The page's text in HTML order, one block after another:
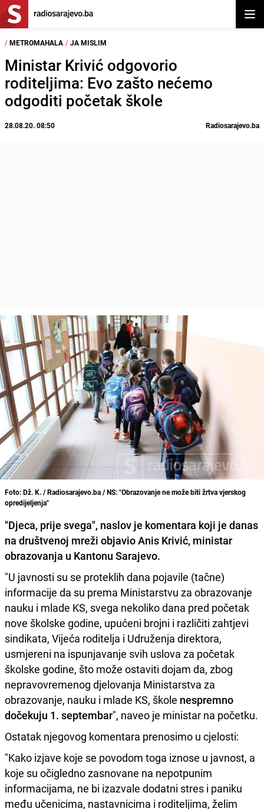
/ METROMAHALA / JA MISLIM
Ministar Krivić odgovorio
roditeljima: Evo zašto nećemo
odgoditi početak škole
28.08.20. 08:50 Radiosarajevo.ba
Foto: Dž. K. / Radiosarajevo.ba / NS: "Obrazovanje ne može biti žrtva vjerskog
opredijeljenja"
"Djeca, prije svega", naslov je komentara koji je danas
na društvenoj mreži objavio Anis Krivić, ministar
obrazovanja u Kantonu Sarajevo.
"U javnosti su se proteklih dana pojavile (tačne)
informacije da su prema Ministarstvu za obrazovanje
nauku i mlade KS, svega nekoliko dana pred početak
nove školske godine, upućeni brojni i različiti zahtjevi
sindikata, Vijeća roditelja i Udruženja direktora,
usmjereni na ispunjavanje svih uslova za početak
školske godine, što može ostaviti dojam da, zbog
nepravovremenog djelovanja Ministarstva za
obrazovanje, nauku i mlade KS, škole nespremno
dočekuju 1. septembar", naveo je ministar na početku.
Ostatak njegovog komentara prenosimo u cjelosti:
"Kako izjave koje se povodom toga iznose u javnost, a
koje su očigledno zasnovane na nepotpunim
informacijama, ne bi izazvale dodatni stres i paniku
među učenicima, nastavnicima i roditeljima, želim